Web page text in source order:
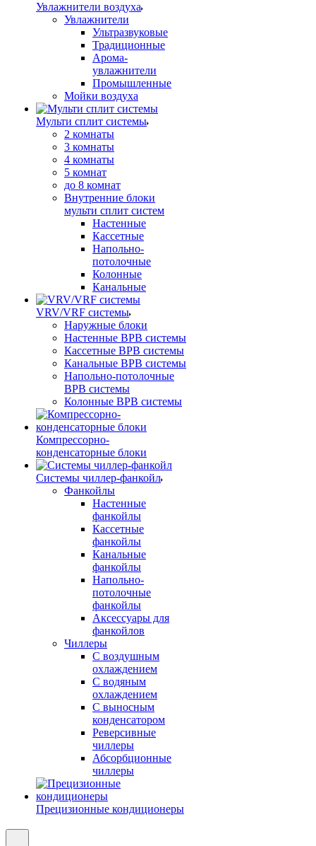
Увлажнители воздуха
Увлажнители
Ультразвуковые
Традиционные
Арома-
увлажнители
Промышленные
Мойки воздуха
Мульти сплит системы
2 комнаты
3 комнаты
4 комнаты
5 комнат
до 8 комнат
Внутренние блоки
мульти сплит систем
Настенные
Кассетные
Напольно-
потолочные
Колонные
Канальные
VRV/VRF системы
Наружные блоки
Настенные ВРВ системы
Кассетные ВРВ системы
Канальные ВРВ системы
Напольно-потолочные
ВРВ системы
Колонные ВРВ системы
Компрессорно-
конденсаторные блоки
Системы чиллер-фанкойл
Фанкойлы
Настенные
фанкойлы
Кассетные
фанкойлы
Канальные
фанкойлы
Напольно-
потолочные
фанкойлы
Аксессуары для
фанкойлов
Чиллеры
С воздушным
охлаждением
С водяным
охлаждением
С выносным
конденсатором
Реверсивные
чиллеры
Абсорбционные
чиллеры
Прецизионные кондиционеры